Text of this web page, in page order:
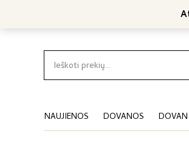
Ieškoti:
NAUJIENOS DOVANOS